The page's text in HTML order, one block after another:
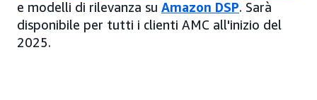
e modelli di rilevanza su Amazon DSP. Sarà
disponibile per tutti i clienti AMC all'inizio del
2025.